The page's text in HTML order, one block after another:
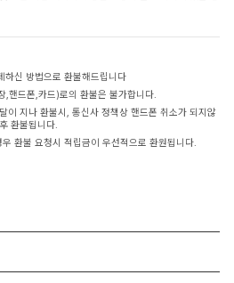
하신 방법으로 환불해드립니다
핸드폰,카드)로의 환불은 불가합니다.
이 지나 환불시, 통신사 정책상 핸드폰 취소가 되지않
환불됩니다.
환불 요청시 적립금이 우선적으로 환원됩니다.